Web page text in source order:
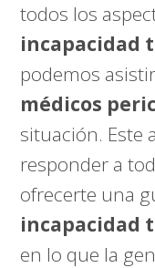
todos los
incapacidad
podemos
médicos
situación. Este
responder a
ofrecerte una
incapacidad
en lo que la